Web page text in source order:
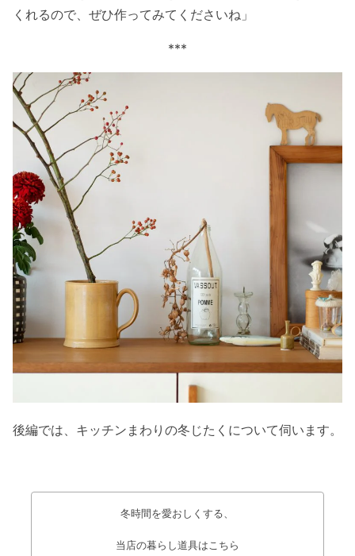
くれるので、ぜひ作ってみてくださいね」
***
後編では、キッチンまわりの冬じたくについて伺います。
冬時間を愛おしくする、
当店の暮らし道具はこちら